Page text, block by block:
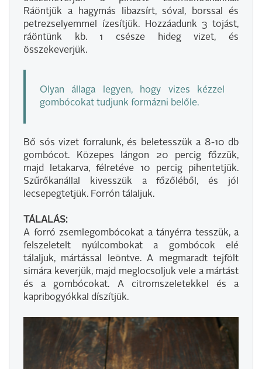
Ráöntjük a hagymás libazsírt, sóval, borssal és
petrezselyemmel ízesítjük. Hozzáadunk 3 tojást,
ráöntünk kb. 1 csésze hideg vizet, és
összekeverjük.
Olyan állaga legyen, hogy vizes kézzel
gombócokat tudjunk formázni belőle.
Bő sós vizet forralunk, és beletesszük a 8-10 db
gombócot. Közepes lángon 20 percig főzzük,
majd letakarva, félretéve 10 percig pihentetjük.
Szűrőkanállal kivesszük a főzőléből, és jól
lecsepegtetjük. Forrón tálaljuk.
TÁLALÁS:
A forró zsemlegombócokat a tányérra tesszük, a
felszeletelt nyúlcombokat a gombócok elé
tálaljuk, mártással leöntve. A megmaradt tejfölt
simára keverjük, majd meglocsoljuk vele a mártást
és a gombócokat. A citromszeletekkel és a
kapribogyókkal díszítjük.